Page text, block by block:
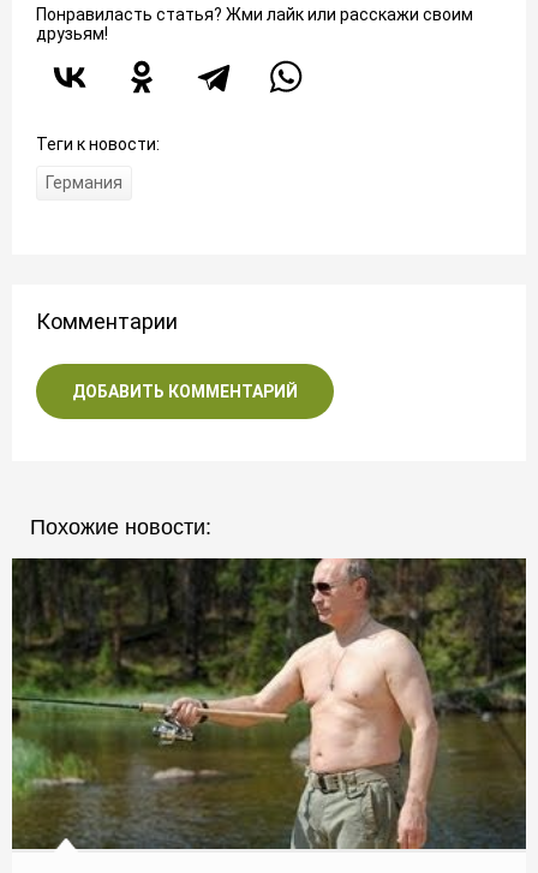
Понравиласть статья? Жми лайк или расскажи своим
друзьям!
Теги к новости:
Германия
Комментарии
ДОБАВИТЬ КОММЕНТАРИЙ
Похожие новости: